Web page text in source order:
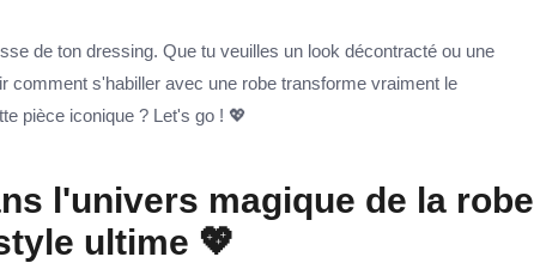
de ton dressing. Que tu veuilles un look décontracté ou une
comment s'habiller avec une robe transforme vraiment le
pièce iconique ? Let's go ! 💖
l'univers magique de la robe
ultime 💖